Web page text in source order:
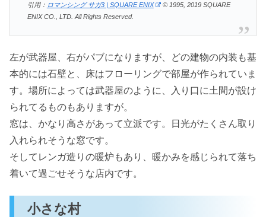
引用： ロマンシング サガ3 | SQUARE ENIX
© 1995, 2019 SQUARE
ENIX CO., LTD. All Rights Reserved.
左が武器屋、右がパブになりますが、どの建物の内装も基
本的には石壁と、床はフローリングで部屋が作られていま
す。場所によっては武器屋のように、入り口に土間が設け
られてるものもありますが。
窓は、かなり高さがあって立派です。日光がたくさん取り
入れられそうな窓です。
そしてレンガ造りの暖炉もあり、暖かみを感じられて落ち
着いて過ごせそうな店内です。
小さな村